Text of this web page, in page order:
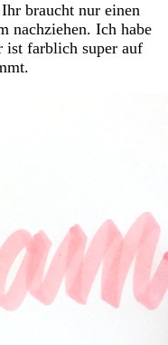
braucht nur einen
nachziehen. Ich habe
ist farblich super auf